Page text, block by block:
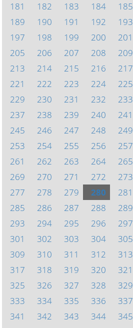
181
182 183 184 185
189
190 191 192 193
197
198 199 200 201
205
206 207 208 209
213
214 215 216 217
221
222 223 224 225
229
230 231 232 233
237
238 239 240 241
245
246 247 248 249
253
254 255 256 257
261
262 263 264 265
269
270 271 272 273
277
278 279 280 281
285
286 287 288 289
293
294 295 296 297
301
302 303 304 305
309
310 311 312 313
317
318 319 320 321
325
326 327 328 329
333
334 335 336 337
341
342 343 344 345